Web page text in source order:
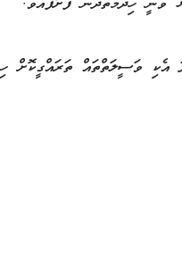
އެކި ވަސީލަތްތައް ތަރައްގީކޮށް